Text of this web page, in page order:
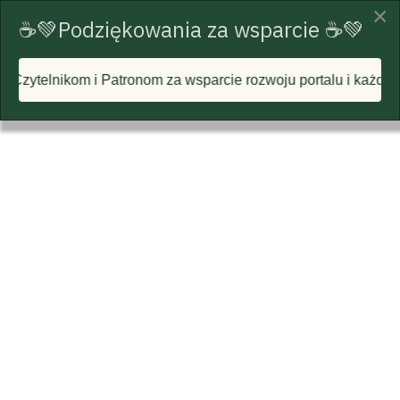
×
☕💚Podziękowania za wsparcie ☕💚
za wsparcie rozwoju portalu i każdą postawioną